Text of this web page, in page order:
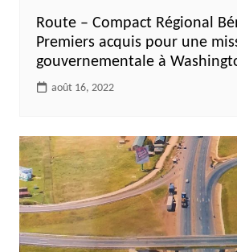
Route – Compact Régional
Premiers acquis pour une
gouvernementale à
août 16, 2022